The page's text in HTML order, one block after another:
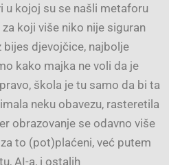
u kojoj su se našli metaforu
koji više niko nije siguran
djevojčice, najbolje
kako majka ne voli da je
škola je tu samo da bi ta
neku obavezu, rasteretila
obrazovanje se odavno više
to (pot)plaćeni, već putem
AI-a, i ostalih